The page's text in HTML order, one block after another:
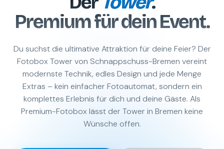
Premium für dein Event.
Du suchst die ultimative Attraktion für deine Feier? Der
Fotobox Tower von Schnappschuss-Bremen vereint
modernste Technik, edles Design und jede Menge
Extras – kein einfacher Fotoautomat, sondern ein
komplettes Erlebnis für dich und deine Gäste. Als
Premium-Fotobox lässt der Tower in Bremen keine
Wünsche offen.